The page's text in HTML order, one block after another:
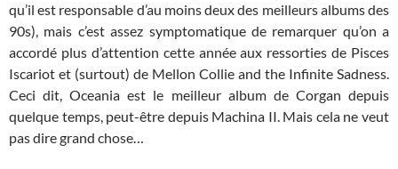
qu’il est responsable d’au moins deux des meilleurs albums des
90s), mais c’est assez symptomatique de remarquer qu’on a
accordé plus d’attention cette année aux ressorties de Pisces
Iscariot et (surtout) de Mellon Collie and the Infinite Sadness.
Ceci dit, Oceania est le meilleur album de Corgan depuis
quelque temps, peut-être depuis Machina II. Mais cela ne veut
pas dire grand chose…